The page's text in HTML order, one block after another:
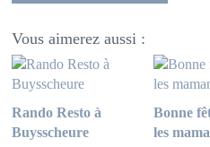
Vous aimerez aussi :
Rando Resto à
Buysscheure
Bonne
les